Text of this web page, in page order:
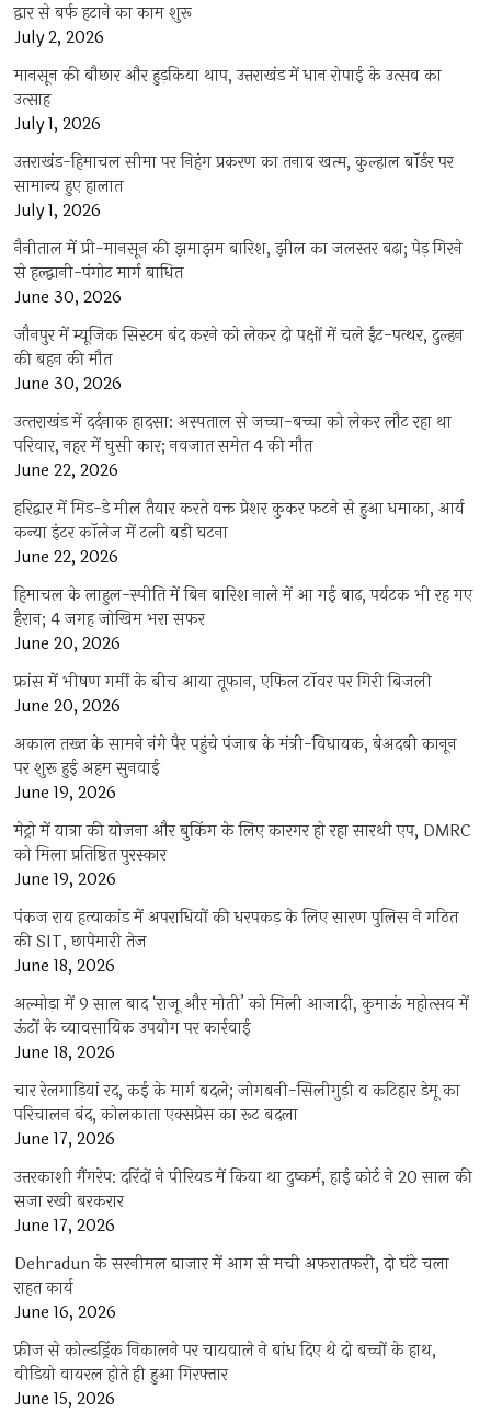
द्वार से बर्फ हटाने का काम शुरू
July 2, 2026
मानसून की बौछार और हुड़किया थाप, उत्तराखंड में धान रोपाई के उत्सव का
उत्साह
July 1, 2026
उत्तराखंड-हिमाचल सीमा पर निहंग प्रकरण का तनाव खत्म, कुल्हाल बॉर्डर पर
सामान्य हुए हालात
July 1, 2026
नैनीताल में प्री-मानसून की झमाझम बारिश, झील का जलस्तर बढ़ा; पेड़ गिरने
से हल्द्वानी-पंगोट मार्ग बाधित
June 30, 2026
जौनपुर में म्यूजिक सिस्टम बंद करने को लेकर दो पक्षों में चले ईंट-पत्थर, दुल्हन
की बहन की मौत
June 30, 2026
उत्‍तराखंड में दर्दनाक हादसा: अस्पताल से जच्चा-बच्चा को लेकर लौट रहा था
परिवार, नहर में घुसी कार; नवजात समेत 4 की मौत
June 22, 2026
हरिद्वार में मिड-डे मील तैयार करते वक्त प्रेशर कुकर फटने से हुआ धमाका, आर्य
कन्या इंटर कॉलेज में टली बड़ी घटना
June 22, 2026
हिमाचल के लाहुल-स्पीति में बिन बारिश नाले में आ गई बाढ़, पर्यटक भी रह गए
हैरान; 4 जगह जोखिम भरा सफर
June 20, 2026
फ्रांस में भीषण गर्मी के बीच आया तूफान, एफिल टॉवर पर गिरी बिजली
June 20, 2026
अकाल तख्त के सामने नंगे पैर पहुंचे पंजाब के मंत्री-विधायक, बेअदबी कानून
पर शुरू हुई अहम सुनवाई
June 19, 2026
मेट्रो में यात्रा की योजना और बुकिंग के लिए कारगर हो रहा सारथी एप, DMRC
को मिला प्रतिष्ठित पुरस्कार
June 19, 2026
पंकज राय हत्याकांड में अपराधियों की धरपकड़ के लिए सारण पुलिस ने गठित
की SIT, छापेमारी तेज
June 18, 2026
अल्मोड़ा में 9 साल बाद ‘राजू और मोती’ को मिली आजादी, कुमाऊं महोत्सव में
ऊंटों के व्यावसायिक उपयोग पर कार्रवाई
June 18, 2026
चार रेलगाड़ियां रद, कई के मार्ग बदले; जोगबनी-सिलीगुड़ी व कटिहार डेमू का
परिचालन बंद, कोलकाता एक्सप्रेस का रूट बदला
June 17, 2026
उत्तरकाशी गैंगरेप: दरिंदों ने पीरियड में किया था दुष्कर्म, हाई कोर्ट ने 20 साल की
सजा रखी बरकरार
June 17, 2026
Dehradun के सरनीमल बाजार में आग से मची अफरातफरी, दो घंटे चला
राहत कार्य
June 16, 2026
फ्रीज से कोल्डड्रिंक निकालने पर चायवाले ने बांध दिए थे दो बच्चों के हाथ,
वीडियो वायरल होते ही हुआ गिरफ्तार
June 15, 2026